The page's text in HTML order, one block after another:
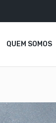
QUEM SOMOS